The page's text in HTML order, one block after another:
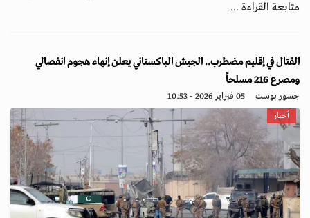
متابعة القراءة ...
القتال في إقليم مضطرب.. الجيش الباكستاني يعلن إنهاء هجوم انفصالي
ومصرع 216 مسلحاً
جسور بوست 05 فبراير 2026 - 10:53
أخبار